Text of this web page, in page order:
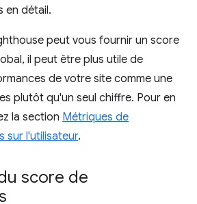
en détail.
peut vous fournir un score
il peut être plus utile de
de votre site comme une
plutôt qu'un seul chiffre. Pour en
la section Métriques de
sur l'utilisateur.
score de